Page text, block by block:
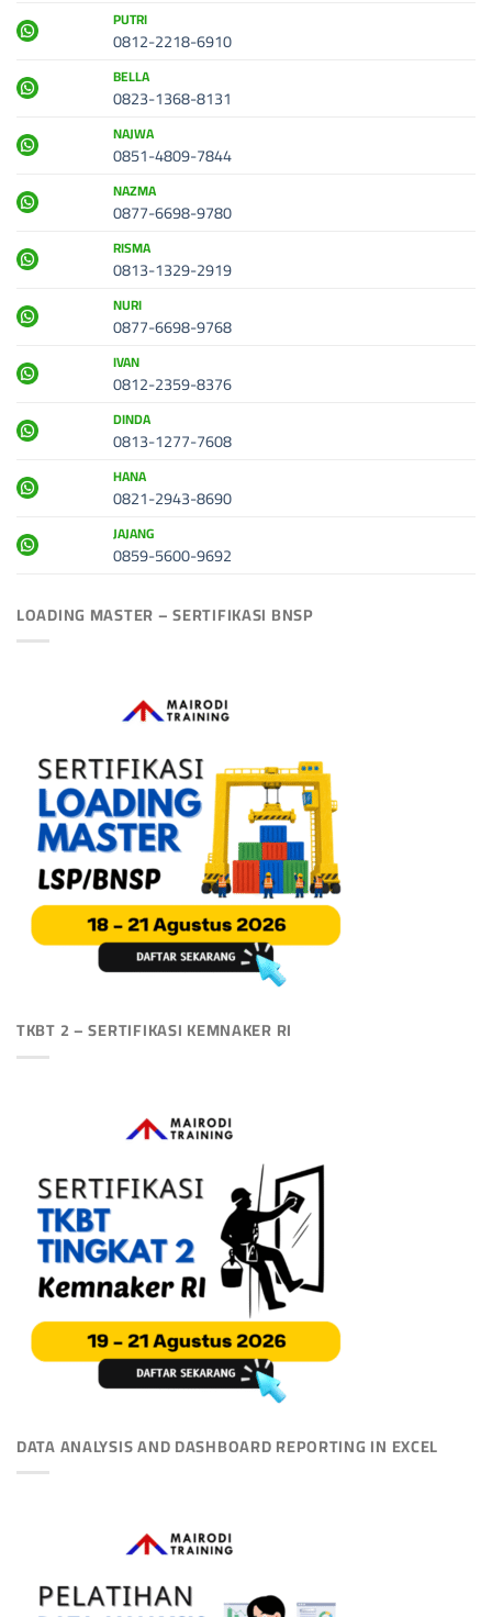
PUTRI
0812-2218-6910
BELLA
0823-1368-8131
NAJWA
0851-4809-7844
NAZMA
0877-6698-9780
RISMA
0813-1329-2919
NURI
0877-6698-9768
IVAN
0812-2359-8376
DINDA
0813-1277-7608
HANA
0821-2943-8690
JAJANG
0859-5600-9692
LOADING MASTER – SERTIFIKASI BNSP
TKBT 2 – SERTIFIKASI KEMNAKER RI
DATA ANALYSIS AND DASHBOARD REPORTING IN EXCEL